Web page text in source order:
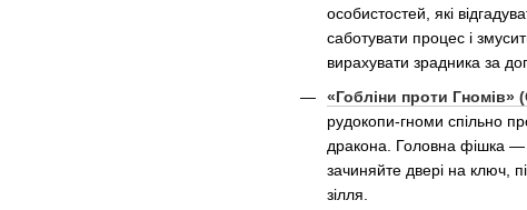
особистостей, які
саботувати процес і
вирахувати зрадника за
«Гобліни проти Гномів»
рудокопи-гноми спільно
дракона. Головна фішка —
зачиняйте двері на ключ,
зілля.